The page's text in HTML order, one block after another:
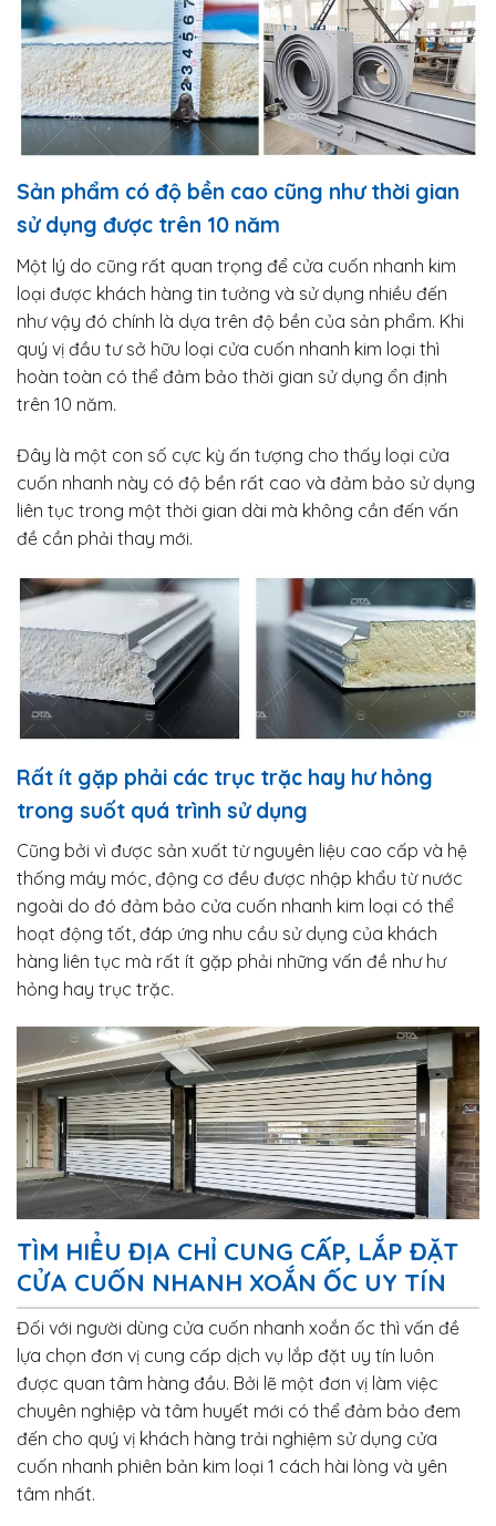
Sản phẩm có độ bền cao cũng như thời gian
sử dụng được trên 10 năm
Một lý do cũng rất quan trọng để cửa cuốn nhanh kim
loại được khách hàng tin tưởng và sử dụng nhiều đến
như vậy đó chính là dựa trên độ bền của sản phẩm. Khi
quý vị đầu tư sở hữu loại cửa cuốn nhanh kim loại thì
hoàn toàn có thể đảm bảo thời gian sử dụng ổn định
trên 10 năm.
Đây là một con số cực kỳ ấn tượng cho thấy loại cửa
cuốn nhanh này có độ bền rất cao và đảm bảo sử dụng
liên tục trong một thời gian dài mà không cần đến vấn
đề cần phải thay mới.
Rất ít gặp phải các trục trặc hay hư hỏng
trong suốt quá trình sử dụng
Cũng bởi vì được sản xuất từ nguyên liệu cao cấp và hệ
thống máy móc, động cơ đều được nhập khẩu từ nước
ngoài do đó đảm bảo cửa cuốn nhanh kim loại có thể
hoạt động tốt, đáp ứng nhu cầu sử dụng của khách
hàng liên tục mà rất ít gặp phải những vấn đề như hư
hỏng hay trục trặc.
TÌM HIỂU ĐỊA CHỈ CUNG CẤP, LẮP ĐẶT
CỬA CUỐN NHANH XOẮN ỐC UY TÍN
Đối với người dùng cửa cuốn nhanh xoắn ốc thì vấn đề
lựa chọn đơn vị cung cấp dịch vụ lắp đặt uy tín luôn
được quan tâm hàng đầu. Bởi lẽ một đơn vị làm việc
chuyên nghiệp và tâm huyết mới có thể đảm bảo đem
đến cho quý vị khách hàng trải nghiệm sử dụng cửa
cuốn nhanh phiên bản kim loại 1 cách hài lòng và yên
tâm nhất.